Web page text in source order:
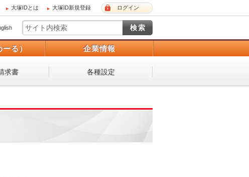
大塚IDとは 大塚ID新規登録 ログイン
る） 企業情報
求書 各種設定